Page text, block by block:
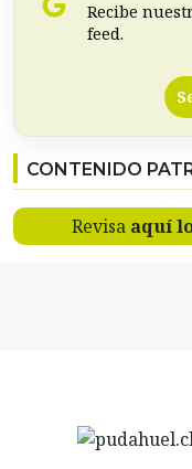
Recibe
feed.
CONTENIDO
Revisa aquí